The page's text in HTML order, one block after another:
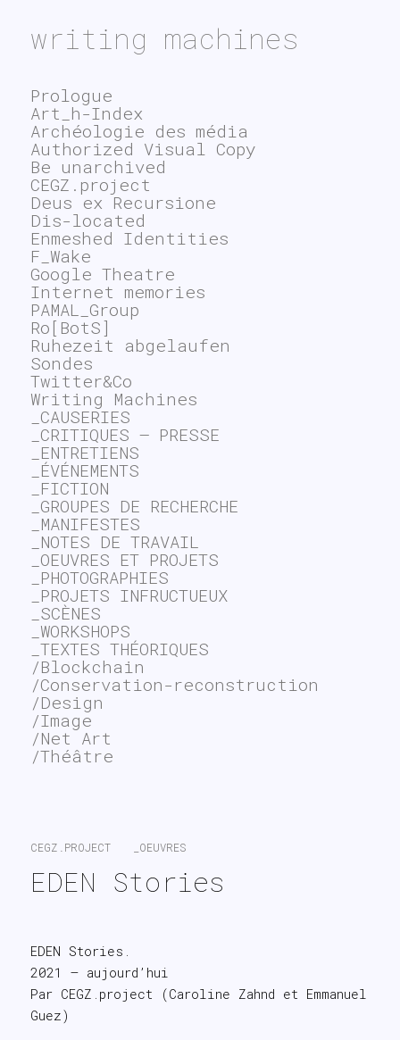
writing machines
CEGZ.PROJECT _OEUVRES
EDEN Stories
EDEN Stories.
2021 – aujourd’hui
Par CEGZ.project (Caroline Zahnd et Emmanuel
Guez)
Prologue
Art_h-Index
Archéologie des média
Authorized Visual Copy
Be unarchived
CEGZ.project
Deus ex Recursione
Dis-located
Enmeshed Identities
F_Wake
Google Theatre
Internet memories
PAMAL_Group
Ro[BotS]
Ruhezeit abgelaufen
Sondes
Twitter&Co
Writing Machines
_CAUSERIES
_CRITIQUES – PRESSE
_ENTRETIENS
_ÉVÉNEMENTS
_FICTION
_GROUPES DE RECHERCHE
_MANIFESTES
_NOTES DE TRAVAIL
_OEUVRES ET PROJETS
_PHOTOGRAPHIES
_PROJETS INFRUCTUEUX
_SCÈNES
_WORKSHOPS
_TEXTES THÉORIQUES
/Blockchain
/Conservation-reconstruction
/Design
/Image
/Net Art
/Théâtre